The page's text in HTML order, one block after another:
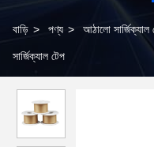
বাড়ি > পণ্য > আঠালো সার্জিক্যাল
সার্জিক্যাল টেপ